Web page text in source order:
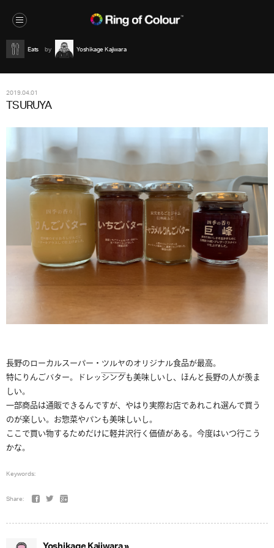
Eats Yoshikage Kajiwara
2019.04.01
TSURUYA
長野のローカルスーパー・ ツルヤのオリジナル食品が最高。
特にりんごバター。ドレッシングも美味しいし、ほんと長野の人が羨ま
しい。
一部商品は通販できるんですが、やはり実際お店であれこれ選んで買う
のが楽しい。お惣菜やパンも美味しいし。
ここで買い物するためだけに軽井沢行く価値がある。今度はいつ行こう
かな。
Keywords:
Share: